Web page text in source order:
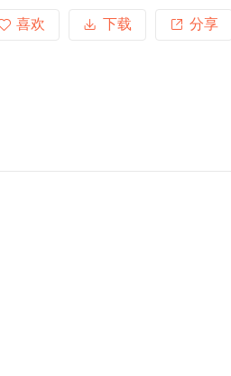
喜欢
下载 分享